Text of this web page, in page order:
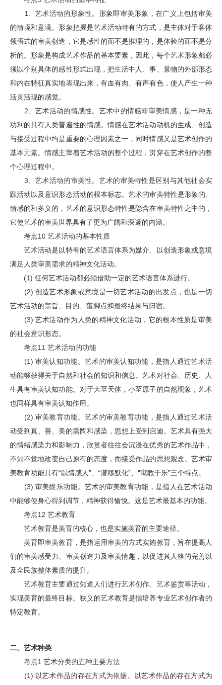
1、艺术活动的形象性。形象即审美形象，在广义上包括审美
的情境和意境。形象把握是艺术活动特有的方式，是主体对于客体
领悟式的审美创造，它是感性的而不是推理的，是体验的而不是分
析的。形象是构成艺术作品的基本要素，因此，每个艺术形象都必
须以个别具体的感性形式出现，把生活中人、事、景物的外部形态
和内在特征真实地表现出来，有血有肉、有声有色，使人产生一种
活灵活现的感觉。
2、艺术活动的情感性。艺术中的情感即审美情感，是一种无
功利的具有人类普遍性的情感。情感在艺术活动动机的生成、创造
与接受过程中均是重要的心理因素之一，同时情感又是艺术创作的
基本元素。情感主宰着艺术活动的整个过程，贯穿在艺术创作的整
个心理过程中。
3、艺术活动的审美性。艺术的审美特性是区别与其他社会实
践活动以及意识形态活动的根本标志。艺术的审美特性是形象的、
情感的和多义的，艺术的意识形态特性是隐含在审美特性之中的，
它使艺术的审美世界具有了更为广阔和深邃的内涵。
考点10 艺术活动的基本性质
艺术活动是以特有的艺术语言体系为媒介、以创造形象或意境
满足人类审美需求的精神文化活动。
(1) 任何艺术活动都必须借助一定的艺术语言体系进行。
(2) 创造艺术形象或意境是一切艺术活动的出发点，也是一切
艺术活动的宗旨、目的、落脚点和最终结果与归宿。
(3) 艺术活动作为人类的精神文化活动，它的根本性质是审美
的社会意识形态。
考点11 艺术活动的功能
(1) 审美认知功能。艺术的审美认知功能，是指人通过艺术活
动能够获得关于自然和社会的知识和信息。艺术对社会、历史、人
生具有审美认知功能。对于大至天体，小至原子的自然现象，艺术
也同样具有审美认知作用。
(2) 审美教育功能。艺术的审美教育功能，是指人通过艺术活
动受到真、善、美的熏陶和感染，思想上受到启迪。艺术具有强大
的情绪感染力和影响力，欣赏者往往会沉浸在优秀的艺术作品中，
不知不觉地改变自己原有的态度，而接受作品的思想观念。艺术审
美教育功能具有“以情感人”、“潜移默化”、“寓教于乐”三个特点。
(3) 审美娱乐功能。艺术的审美教育功能，是指人在艺术活动
中能够使身心得到调节，精神获得愉悦。这是艺术最基本的功能。
考点12 艺术教育
艺术教育是美育的核心，也是实施美育的主要途径。
美育即审美教育，是指运用审美的方式实施教育，旨在提高人
们的审美感受力、审美创造力及审美情趣，以促进其人格的完善以
及全民族整体素质的提升。
艺术教育主要通过知道人们进行艺术创作、艺术鉴赏等活动，
实现美育的最终目标。狭义的艺术教育是指培养专业艺术创作者的
特定教育。
二、艺术种类
考点1 艺术分类的五种主要方法
(1) 以艺术作品的存在方式为依据。以艺术作品的存在方式为